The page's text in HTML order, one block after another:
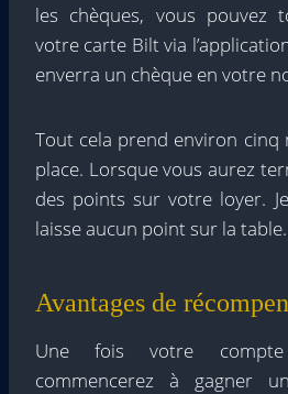
les chèques, vous pouvez
votre carte Bilt via
enverra un chèque en votre
Tout cela prend environ cinq
place. Lorsque vous aurez
des points sur votre loyer.
laisse aucun point sur la table.
Avantages de
Une fois votre compte
commencerez à gagner